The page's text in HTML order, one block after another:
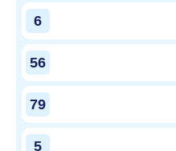
6
56
79
5